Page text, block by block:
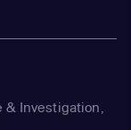
& Investigation,